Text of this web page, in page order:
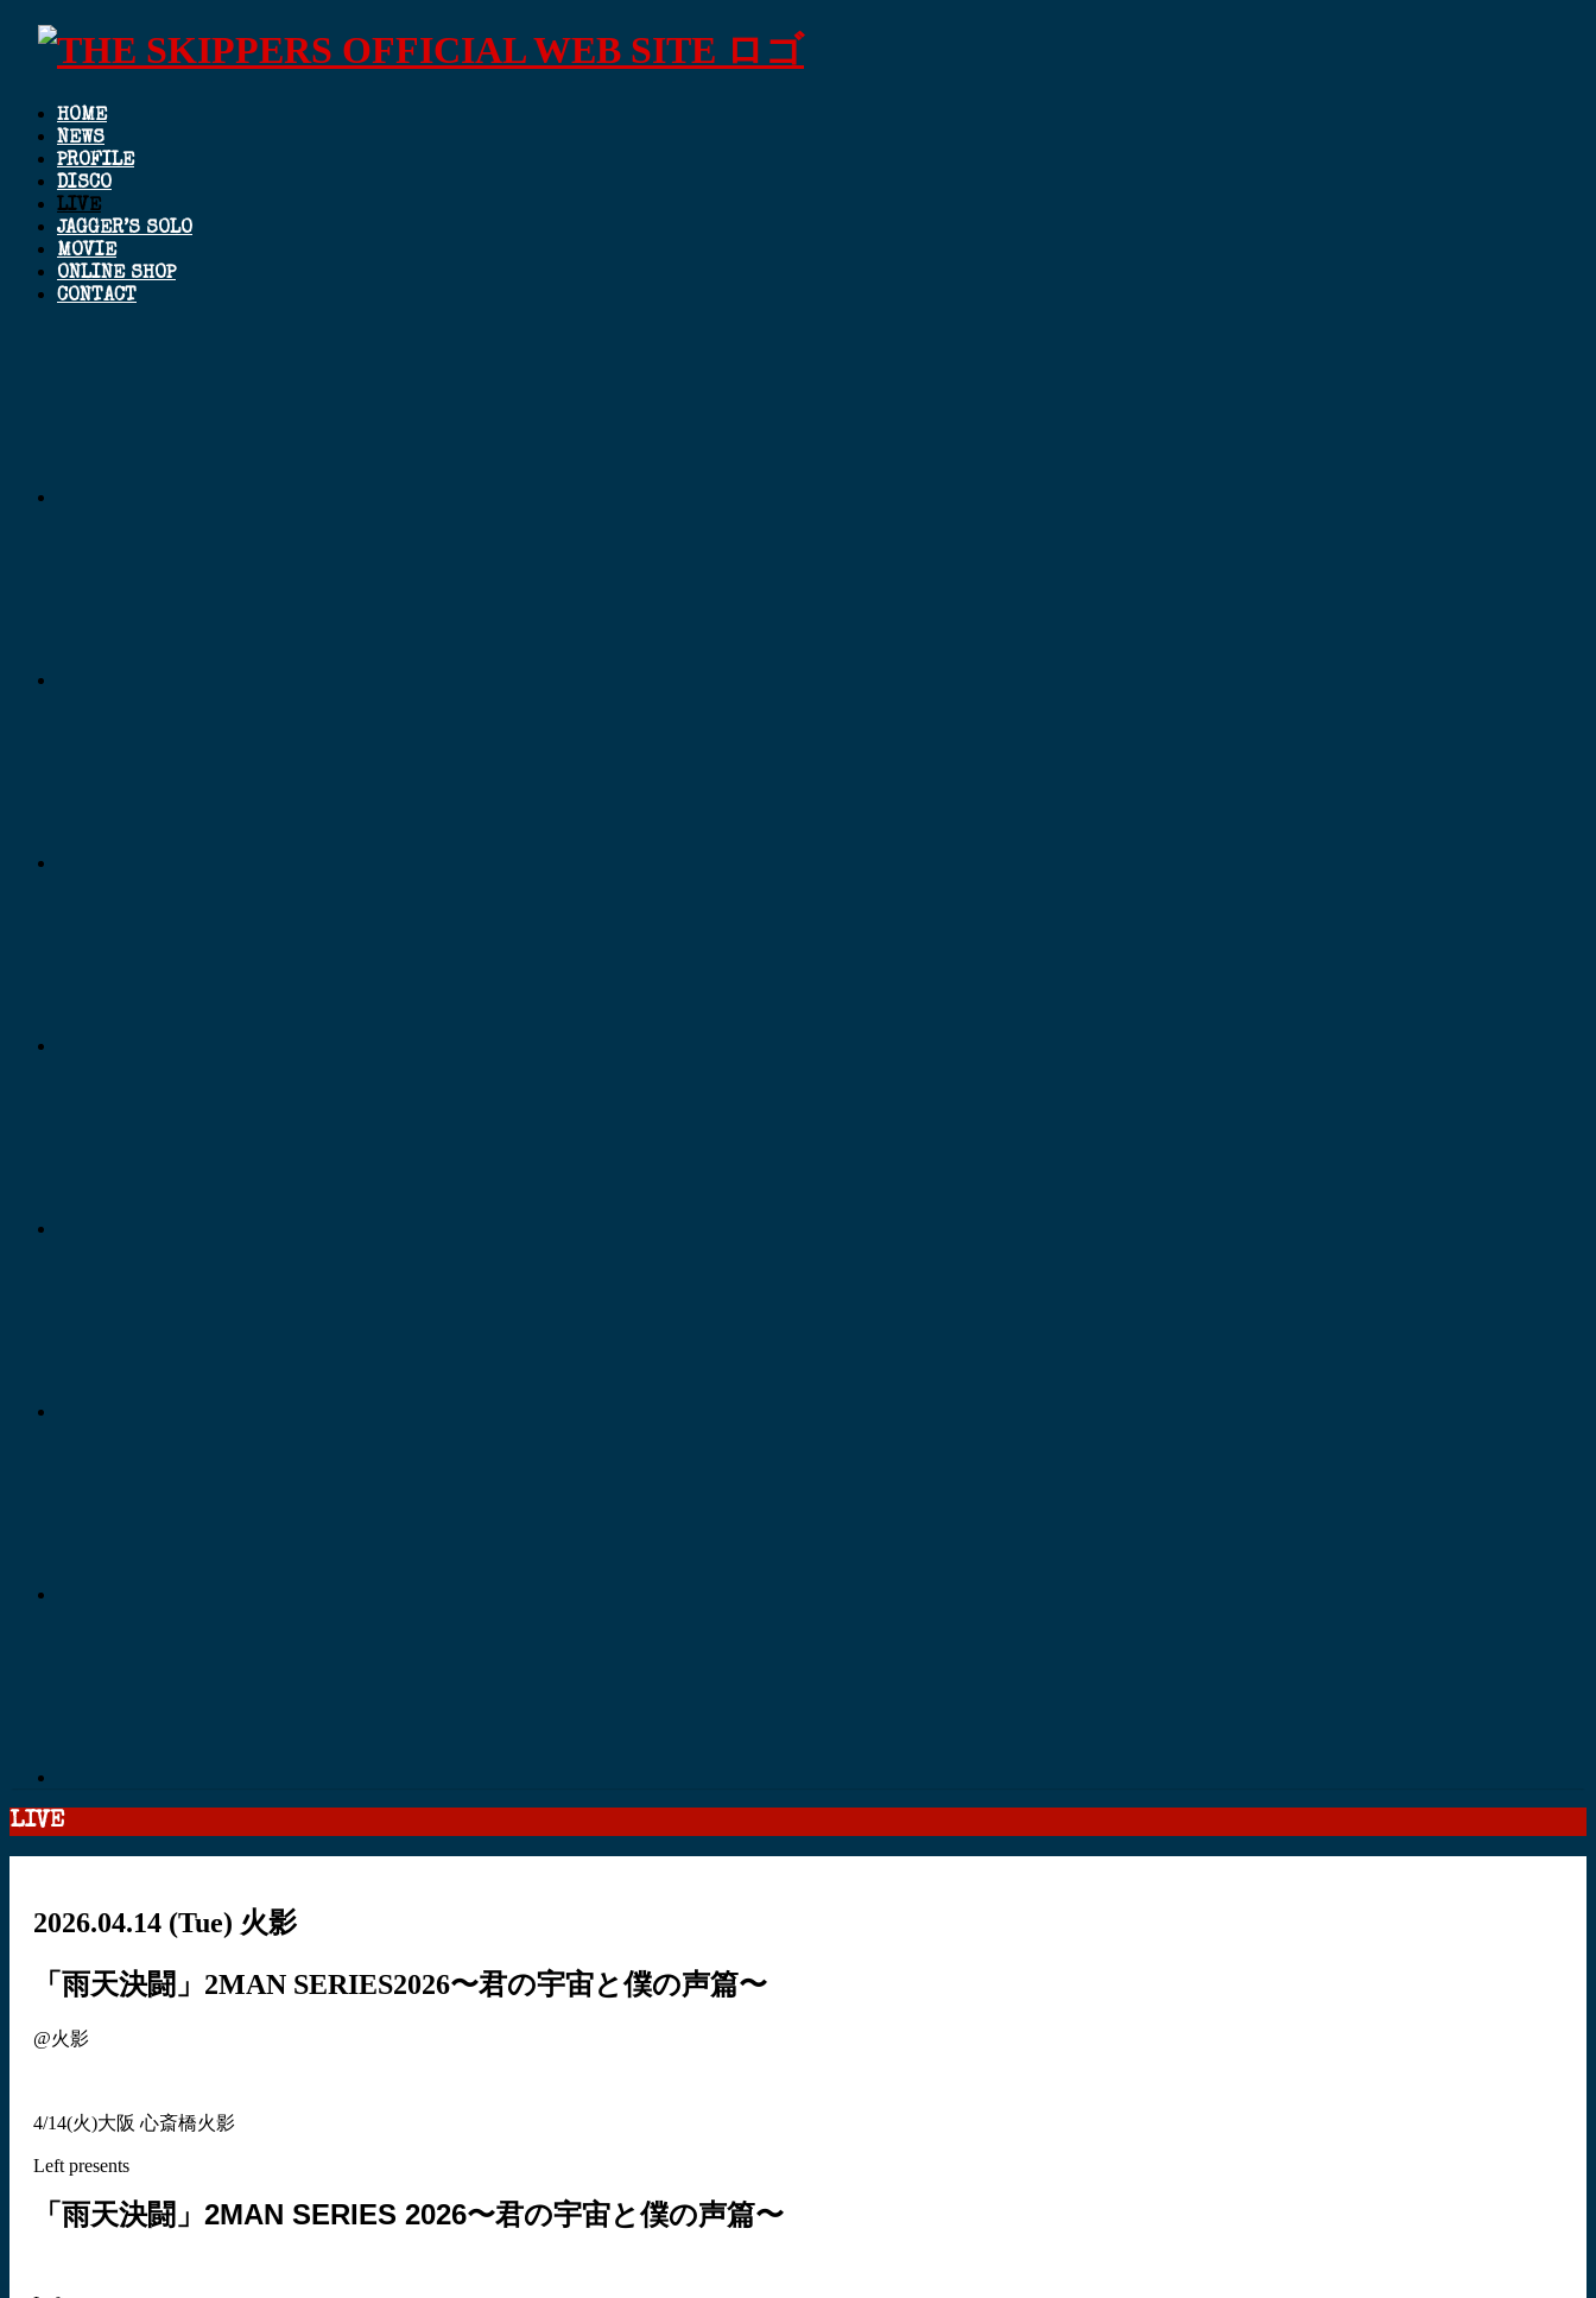
HOME
NEWS
PROFILE
DISCO
LIVE
JAGGER’S SOLO
MOVIE
ONLINE SHOP
CONTACT
LIVE
2026.04.14 (Tue) 火影
「雨天決闘」2MAN SERIES2026〜君の宇宙と僕の声篇〜
@火影
4/14(火)大阪 心斎橋火影
Left presents
「雨天決闘」2MAN SERIES 2026〜君の宇宙と僕の声篇〜